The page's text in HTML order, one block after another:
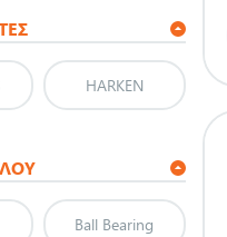
HARKEN
Ball Bearing